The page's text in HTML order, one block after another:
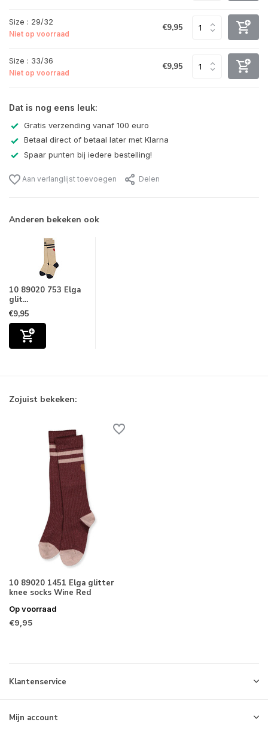
Size : 29/32
Niet op voorraad
€9,95
Size : 33/36
Niet op voorraad
€9,95
Dat is nog eens leuk:
Gratis verzending vanaf 100 euro
Betaal direct of betaal later met Klarna
Spaar punten bij iedere bestelling!
Aan verlanglijst toevoegen Delen
Anderen bekeken ook
10 89020 753 Elga
glit...
€9,95
Zojuist bekeken:
10 89020 1451 Elga glitter
knee socks Wine Red
Op voorraad
€9,95
Klantenservice
Mijn account